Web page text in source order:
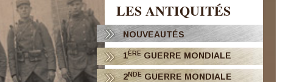
LES ANTIQUITÉS
NOUVEAUTÉS
1ÈREGUERRE MONDIALE
2NDEGUERRE MONDIALE